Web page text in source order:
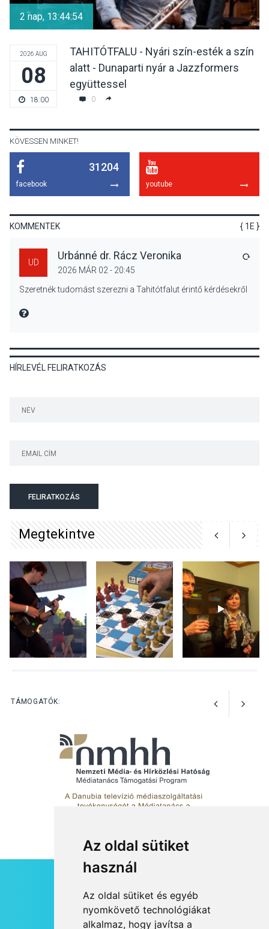
Az oldal sütiket
használ
Az oldal sütiket és egyéb
nyomkövető technológiákat
alkalmaz, hogy javítsa a
teli búcsúhétvége lesz
KÖZÉLET
Kánikulában még
nyomában – Ingyenes
metakommunikációs
foglalkozások Szentendrén
KULTÚRA 2026 AUG 03
Az Ön fotója is bekerülhet a
WMO 2027-es naptárába
2 nap, 13:44:53
2026 AUG
08
18:00
TAHITÓTFALU - Nyári szín-esték a szín
alatt - Dunaparti nyár a Jazzformers
együttessel
0
KÖVESSEN MINKET!
31204
facebook youtube
KOMMENTEK { 1E }
UD
Urbánné dr. Rácz Veronika
2026 MÁR 02 - 20:45
Szeretnék tudomást szerezni a Tahitótfalut érintő kérdésekről
MIRE MONDTA
HÍRLEVÉL FELIRATKOZÁS
FELIRATKOZÁS
Megtekintve
TÁMOGATÓK:
RSS
JOGI NYILATKOZAT